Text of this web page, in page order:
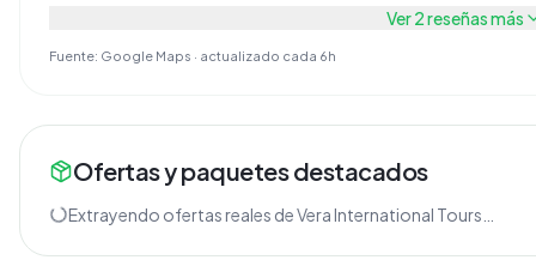
Ver2reseñas más
Fuente: Google Maps · actualizado cada 6h
Ofertas y paquetes destacados
Extrayendo ofertas reales deVera International Tours